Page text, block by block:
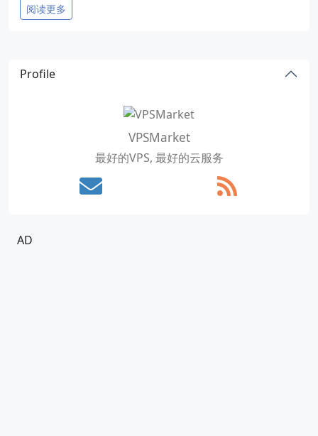
阅读更多
Profile
VPSMarket
最好的VPS, 最好的云服务
AD